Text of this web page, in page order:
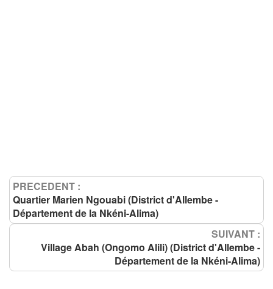
PRECEDENT :
Quartier Marien Ngouabi (District d'Allembe -
Département de la Nkéni-Alima)
SUIVANT :
Village Abah (Ongomo Alili) (District d'Allembe -
Département de la Nkéni-Alima)